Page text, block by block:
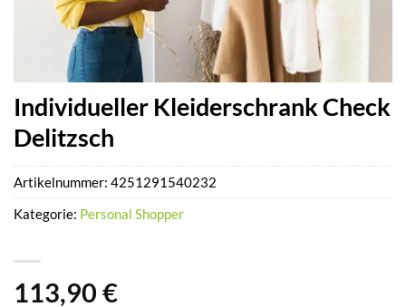
Individueller Kleiderschrank Check
Delitzsch
113,90 €
Artikelnummer: 4251291540232
Kategorie: Personal Shopper